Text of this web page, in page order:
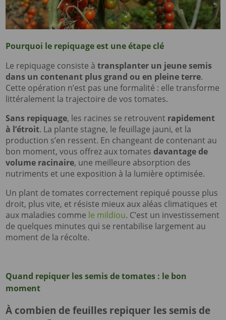
Pourquoi le repiquage est une étape clé
Le repiquage consiste àtransplanter un jeune semis
dans un contenant plus grand ou en pleine terre.
Cette opération n’est pas une formalité : elle transforme
littéralement la trajectoire de vos tomates.
Sans repiquage, les racines se retrouvent rapidement
à l’étroit. La plante stagne, le feuillage jauni, et la
production s’en ressent. En changeant de contenant au
bon moment, vous offrez aux tomatesdavantage de
volume racinaire, une meilleure absorption des
nutriments et une exposition à la lumière optimisée.
Un plant de tomates correctement repiqué pousse plus
droit, plus vite, et résiste mieux aux aléas climatiques et
aux maladies comme le mildiou. C’est un investissement
de quelques minutes qui se rentabilise largement au
moment de la récolte.
Quand repiquer les semis de tomates : le bon
moment
À combien de feuilles repiquer les semis de